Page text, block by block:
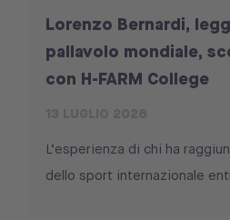
Lorenzo Bernardi,
pallavolo mondiale,
con H-FARM College
L’esperienza di chi ha
dello sport internazionale